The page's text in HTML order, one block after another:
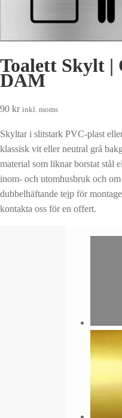
Toalett Skylt
DAM
90 kr inkl. moms
Skyltar i slitstark PVC-plast
klassisk vit eller neutral grå
material som liknar borstat stål
inom- och utomhusbruk och
dubbelhäftande tejp för
kontakta oss för en offert.